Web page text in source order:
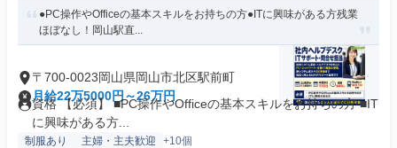
●PC操作やOfficeの基本スキルをお持ちの方●ITに興味がある方残業
ほぼなし！岡山駅直...
〒700-0023岡山県岡山市北区駅前町
月給22万5000円～26万円
資格 【必須】 ■PC操作やOfficeの基本スキルをお持ちの方 ■IT
に興味がある方...
制服あり 主婦・主夫歓迎 +10個